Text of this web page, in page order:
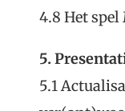
4.8 Het
5.
5.1